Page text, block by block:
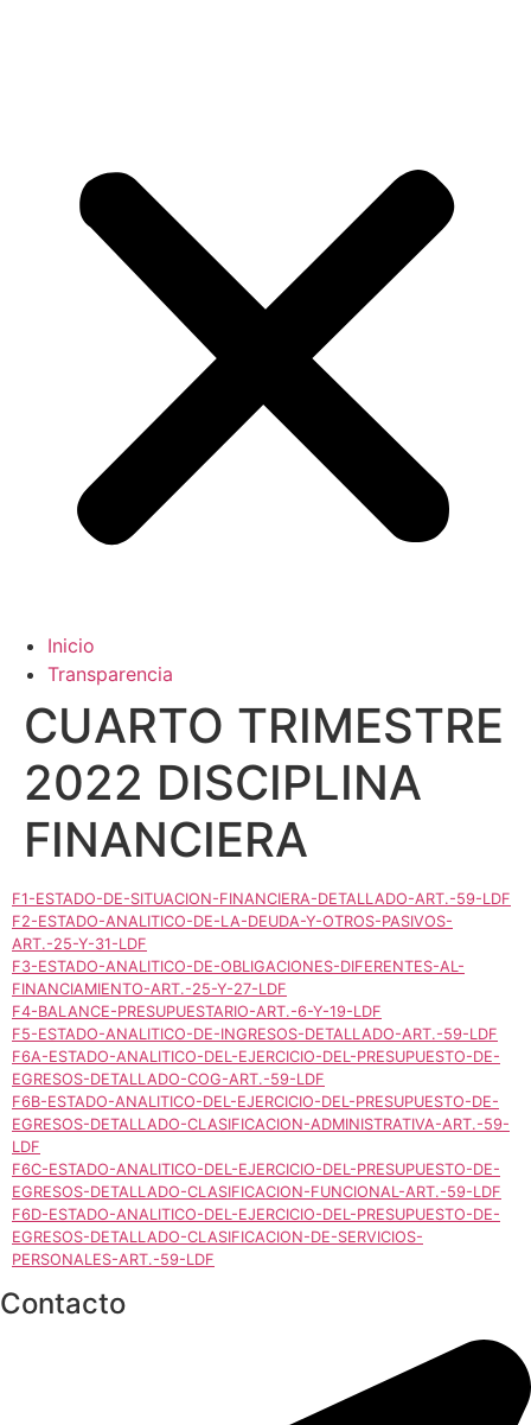
Inicio
Transparencia
CUARTO TRIMESTRE
2022 DISCIPLINA
FINANCIERA
F1-ESTADO-DE-SITUACION-FINANCIERA-DETALLADO-ART.-59-LDF
F2-ESTADO-ANALITICO-DE-LA-DEUDA-Y-OTROS-PASIVOS-
ART.-25-Y-31-LDF
F3-ESTADO-ANALITICO-DE-OBLIGACIONES-DIFERENTES-AL-
FINANCIAMIENTO-ART.-25-Y-27-LDF
F4-BALANCE-PRESUPUESTARIO-ART.-6-Y-19-LDF
F5-ESTADO-ANALITICO-DE-INGRESOS-DETALLADO-ART.-59-LDF
F6A-ESTADO-ANALITICO-DEL-EJERCICIO-DEL-PRESUPUESTO-DE-
EGRESOS-DETALLADO-COG-ART.-59-LDF
F6B-ESTADO-ANALITICO-DEL-EJERCICIO-DEL-PRESUPUESTO-DE-
EGRESOS-DETALLADO-CLASIFICACION-ADMINISTRATIVA-ART.-59-
LDF
F6C-ESTADO-ANALITICO-DEL-EJERCICIO-DEL-PRESUPUESTO-DE-
EGRESOS-DETALLADO-CLASIFICACION-FUNCIONAL-ART.-59-LDF
F6D-ESTADO-ANALITICO-DEL-EJERCICIO-DEL-PRESUPUESTO-DE-
EGRESOS-DETALLADO-CLASIFICACION-DE-SERVICIOS-
PERSONALES-ART.-59-LDF
Contacto